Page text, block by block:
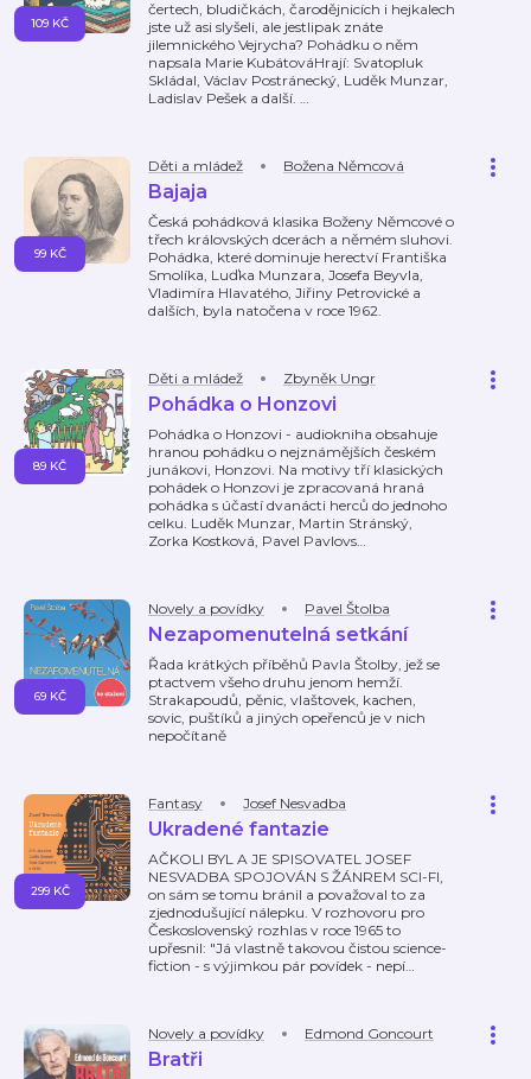
čertech, bludičkách, čarodějnicích i hejkalech
jste už asi slyšeli, ale jestlipak znáte
jilemnického Vejrycha? Pohádku o něm
napsala Marie KubátováHrají: Svatopluk
Skládal, Václav Postránecký, Luděk Munzar,
Ladislav Pešek a další. …
109 KČ
Děti a mládež Božena Němcová
Bajaja
Česká pohádková klasika Boženy Němcové o
třech královských dcerách a němém sluhovi.
Pohádka, které dominuje herectví Františka
Smolíka, Luďka Munzara, Josefa Beyvla,
Vladimíra Hlavatého, Jiřiny Petrovické a
dalších, byla natočena v roce 1962.
99 KČ
Děti a mládež Zbyněk Ungr
Pohádka o Honzovi
Pohádka o Honzovi - audiokniha obsahuje
hranou pohádku o nejznámějších českém
junákovi, Honzovi. Na motivy tří klasických
pohádek o Honzovi je zpracovaná hraná
pohádka s účastí dvanácti herců do jednoho
celku. Luděk Munzar, Martin Stránský,
Zorka Kostková, Pavel Pavlovs…
89 KČ
Novely a povídky Pavel Štolba
Nezapomenutelná setkání
Řada krátkých příběhů Pavla Štolby, jež se
ptactvem všeho druhu jenom hemží.
Strakapoudů, pěnic, vlaštovek, kachen,
sovic, puštíků a jiných opeřenců je v nich
nepočítaně
69 KČ
Fantasy Josef Nesvadba
Ukradené fantazie
AČKOLI BYL A JE SPISOVATEL JOSEF
NESVADBA SPOJOVÁN S ŽÁNREM SCI-FI,
on sám se tomu bránil a považoval to za
zjednodušující nálepku. V rozhovoru pro
Československý rozhlas v roce 1965 to
upřesnil: "Já vlastně takovou čistou science-
fiction - s výjimkou pár povídek - nepí…
299 KČ
Novely a povídky Edmond Goncourt
Bratři